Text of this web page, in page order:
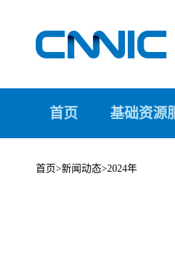
首页 基础资源
首页>新闻动态>2024年